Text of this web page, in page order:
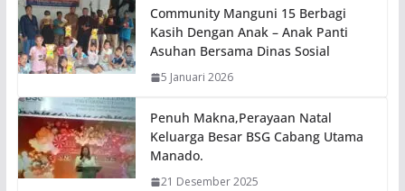
Community Manguni 15 Berbagi
Kasih Dengan Anak – Anak Panti
Asuhan Bersama Dinas Sosial
5 Januari 2026
Penuh Makna,Perayaan Natal
Keluarga Besar BSG Cabang Utama
Manado.
21 Desember 2025